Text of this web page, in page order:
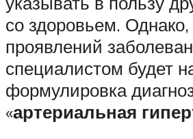
со здоровьем.
проявлений
специалистом будет
формулировка
«артериальная